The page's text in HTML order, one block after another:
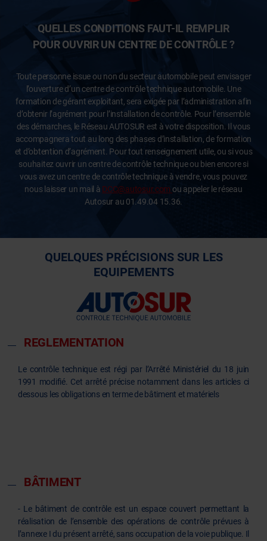
QUELLES CONDITIONS FAUT-IL REMPLIR
POUR OUVRIR UN CENTRE DE CONTRÔLE ?
Toute personne issue ou non du secteur automobile peut envisager
l’ouverture d’un centre de contrôle technique automobile. Une
formation de gérant exploitant, sera exigée par l’administration afin
d’obtenir l’agrément pour l’installation de contrôle. Pour l’ensemble
des démarches, le Réseau AUTOSUR est à votre disposition. Il vous
accompagnera tout au long des phases d’installation, de formation
et d’obtention d’agrément. Pour tout renseignement utile, ou si vous
souhaitez ouvrir un centre de contrôle technique ou bien encore si
vous avez un centre de contrôle technique à vendre, vous pouvez
nous laisser un mail à DCC@autosur.com ou appeler le réseau
Autosur au 01.49.04 15.36.
QUELQUES PRÉCISIONS SUR LES
EQUIPEMENTS
REGLEMENTATION
Le contrôle technique est régi par l’Arrêté Ministériel du 18 juin
1991 modifié. Cet arrêté précise notamment dans les articles ci
dessous les obligations en terme de bâtiment et matériels
BÂTIMENT
- Le bâtiment de contrôle est un espace couvert permettant la
réalisation de l’ensemble des opérations de contrôle prévues à
l’annexe I du présent arrêté, sans occupation de la voie publique. Il